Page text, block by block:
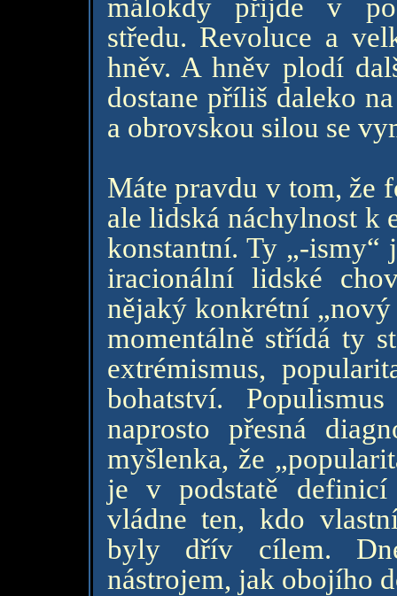
málokdy přijde v
středu. Revoluce a
hněv. A hněv plodí
dostane příliš daleko
a obrovskou silou se
Máte pravdu v tom, že
ale lidská náchylnost k
konstantní. Ty „-
iracionální lidské
nějaký konkrétní
momentálně střídá ty
extrémismus,
bohatství.
naprosto přesná
myšlenka, že
je v podstatě
vládne ten, kdo
byly dřív cílem.
nástrojem, jak obojího